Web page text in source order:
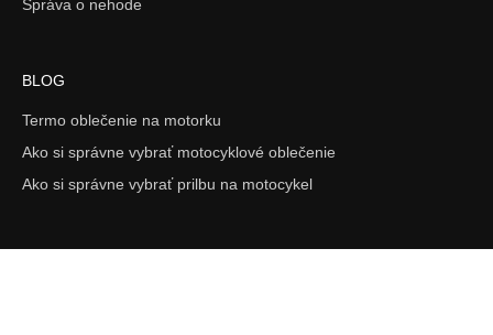
Správa o nehode
BLOG
Termo oblečenie na motorku
Ako si správne vybrať motocyklové oblečenie
Ako si správne vybrať prilbu na motocykel